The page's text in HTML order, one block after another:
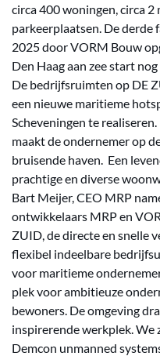
circa 400 woningen, circa
parkeerplaatsen. De
2025 door VORM Bouw
Den Haag aan zee start
De bedrijfsruimten op DE
een nieuwe maritieme
Scheveningen te
maakt de ondernemer op
bruisende haven. Een
prachtige en diverse
Bart Meijer, CEO MRP
ontwikkelaars MRP en
ZUID, de directe en snelle
flexibel indeelbare
voor maritieme
plek voor ambitieuze
bewoners. De omgeving
inspirerende werkplek. We
Demcon unmanned